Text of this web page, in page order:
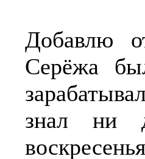
Добавлю
Серёжа
знал ни